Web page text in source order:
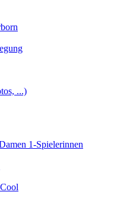
...)
1-Spielerinnen